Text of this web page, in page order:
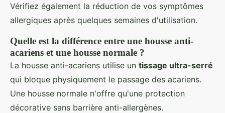
Vérifiez également la réduction de vos symptômes
allergiques après quelques semaines d'utilisation.
Quelle est la différence entre une housse anti-
acariens et une housse normale ?
La housse anti-acariens utilise un tissage ultra-serré
qui bloque physiquement le passage des acariens.
Une housse normale n'offre qu'une protection
décorative sans barrière anti-allergènes.